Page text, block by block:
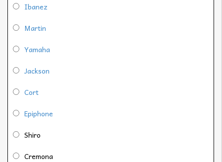
Ibanez
Martin
Yamaha
Jackson
Cort
Epiphone
Shiro
Cremona